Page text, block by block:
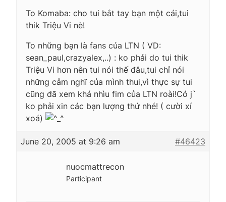
To Komaba: cho tui bắt tay bạn một cái,tui
thik Triệu Vi nè!
To những bạn là fans của LTN ( VD:
sean_paul,crazyalex,..) : ko phải do tui thik
Triệu Vi hơn nên tui nói thế đâu,tui chỉ nói
những cảm nghĩ của mình thui,vì thực sự tui
cũng đã xem khá nhìu fim của LTN roài!Có j`
ko phải xin các bạn lượng thứ nhé! ( cười xí
xoá)
June 20, 2005 at 9:26 am #46423
nuocmattrecon
Participant